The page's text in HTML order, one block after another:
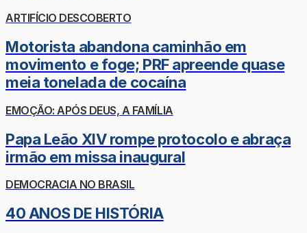
ARTIFÍCIO DESCOBERTO
Motorista abandona caminhão em
movimento e foge; PRF apreende quase
meia tonelada de cocaína
EMOÇÃO: APÓS DEUS, A FAMÍLIA
Papa Leão XIV rompe protocolo e abraça
irmão em missa inaugural
DEMOCRACIA NO BRASIL
40 ANOS DE HISTÓRIA